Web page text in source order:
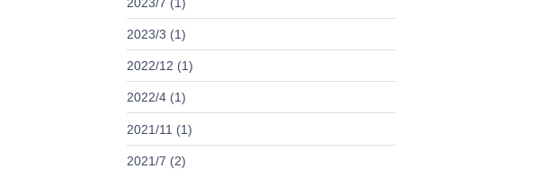
2023/3 (1)
2022/12 (1)
2022/4 (1)
2021/11 (1)
2021/7 (2)